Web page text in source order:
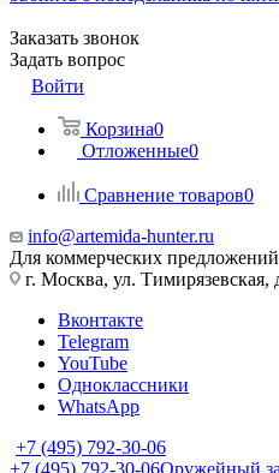
Заказать звонок
Задать вопрос
Войти
Корзина0
Отложенные0
Сравнение товаров0
info@artemida-hunter.ru
Для коммерческих
г. Москва, ул. Тимирязевская,
Вконтакте
Telegram
YouTube
Одноклассники
WhatsApp
+7 (495) 792-30-06
+7 (495) 792-30-06Оружейный